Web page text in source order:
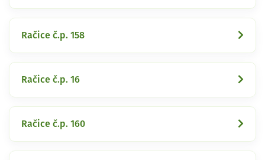
Račice č.p. 158
Račice č.p. 16
Račice č.p. 160